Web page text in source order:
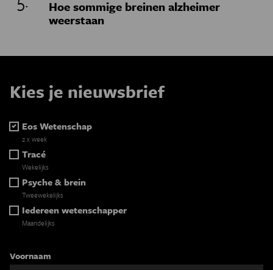
Hoe sommige breinen alzheimer
weerstaan
Kies je nieuwsbrief
Eos Wetenschap
2 x week
Tracé
Wekelijks
Psyche & brein
Tweewekelijks
Iedereen wetenschapper
Maandelijks
Voornaam